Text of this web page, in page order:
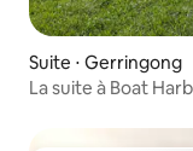
Suite ⋅ Gerringong
La suite à Boat